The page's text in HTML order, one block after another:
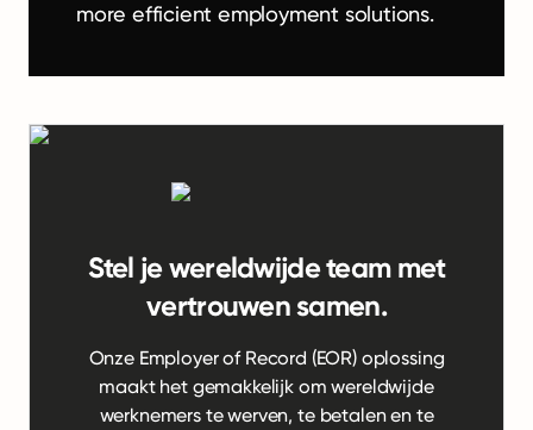
more efficient employment solutions.
Stel je wereldwijde team met
vertrouwen samen.
Onze Employer of Record (EOR) oplossing
maakt het gemakkelijk om wereldwijde
werknemers te werven, te betalen en te